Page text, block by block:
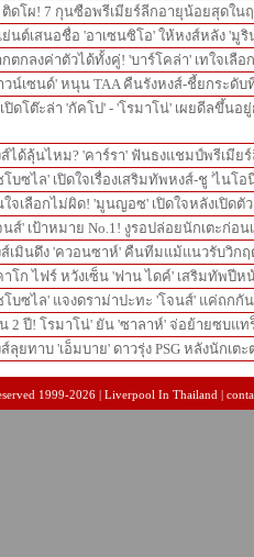
ติดโผ! 7 กุนซือพรีเมียร์ลีกอายุน้อยสุดใน
ย่นต์เสนอชื่อ 'อาเซนซิโอ' ให้หงส์หลัง 'มู
ตกลงค่าตัวได้ทั้งคู่! 'บาร์โคล่า' เทใจเลือ
วน์เซนด์' หนุน TAA คืนรังหงส์-ชี้ยกระดั
ปิดโต๊ะล่า 'กัคโป' - 'โรมาโน่' เผยดีลขึ้นอ
ได้ลุ้นไหม? 'คาร์รา' ฟันธงแชมป์พรีเมีย
โบซไล' เปิดใจเรื่องเสริมทัพหงส์-ชู 'ไนโ
จเลือกไม่ผิด! 'มูนญอซ' เปิดใจหลังเปิดตั
นส์' เป้าหมาย No.1! งูรอปล่อยนักเตะก่อ
เมินดึง 'ควอนซาห์' คืนทีมแม้แนวรับวิก
โก ไฟร์ หวังเซ็น 'ฟาน ไดค์' เสริมทัพปีห
โบซไล' แจงดราม่าปะทะ 'โจนส์' แค่ถกกั
2 ปี! โรมาโน่' ยัน 'ซาลาห์' จ่อย้ายซบแ
ลุยทาบ 'เอ็มบาย' ดาวรุ่ง PSG หลังนักเต
1999-2026 | Liverpool In Thailand |